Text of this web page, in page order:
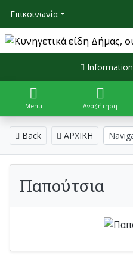
Επικοινωνία
Information
Menu Αναζήτηση
Back ΑΡΧΙΚΗ
Παπούτσια